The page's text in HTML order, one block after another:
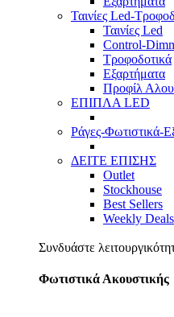
Ταινίες Led-
Ταινίες Led
Control-
Τροφοδοτικά
Εξαρτήματα
Προφίλ
ΕΠΙΠΛΑ LED
Ράγες-Φωτιστικά-
ΔΕΙΤΕ ΕΠΙΣΗΣ
Outlet
Stockhouse
Best Sellers
Weekly Deals
Συνδυάστε
Φωτιστικά Ακουστικής